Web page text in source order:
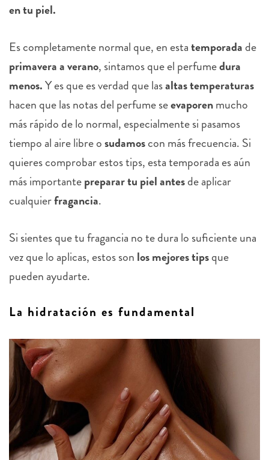
en tu piel.
Es completamente normal que, en estatemporada de
primavera a verano, sintamos que el perfumedura
menos.Y es que es verdad que lasaltas temperaturas
hacen que las notas del perfume seevaporenmucho
más rápido de lo normal, especialmente si pasamos
tiempo al aire libre osudamoscon más frecuencia. Si
quieres comprobar estos tips, esta temporada es aún
más importantepreparar tu pielantesde aplicar
cualquierfragancia.
Si sientes que tu fragancia no te dura lo suficiente una
vez que lo aplicas, estos son los mejores tipsque
pueden ayudarte.
La hidratación es fundamental